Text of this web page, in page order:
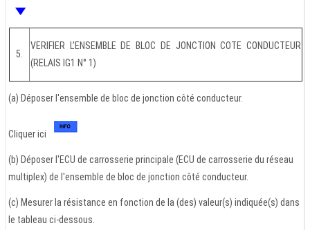
5.
VERIFIER L'ENSEMBLE DE BLOC DE JONCTION COTE CONDUCTEUR
(RELAIS IG1 N° 1)
(a) Déposer l'ensemble de bloc de jonction côté conducteur.
Cliquer ici
(b) Déposer l'ECU de carrosserie principale (ECU de carrosserie du réseau
multiplex) de l'ensemble de bloc de jonction côté conducteur.
(c) Mesurer la résistance en fonction de la (des) valeur(s) indiquée(s) dans
le tableau ci-dessous.